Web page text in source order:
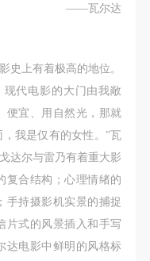
——瓦尔达
史上有着极高的地位。
现代电影的大门由我敞
便宜
、用自然光，那就
我是仅有的女性。”瓦
达尔与雷乃有着重大影
复合结构；心理情绪的
手持摄影机实景的捕捉
片式的风景插入和手写
达电影中鲜明的风格标
活动中一旦出现事
义务。参加活动的
工作，但对事故本
。参加本次活动者
责任。
遵守美术馆活动秩
、馆藏艺术作品及
原因造成美术馆场
不同程度的损失、
活动中一旦出现事
义务。参加活动的
工作，但对事故本
。参加本次活动者
责任。
遵守美术馆活动秩
、馆藏艺术作品及
原因造成美术馆场
不同程度的损失、
活动中一旦出现事
义务。参加活动的
工作，但对事故本
。参加本次活动者
责任。
遵守美术馆活动秩
、馆藏艺术作品及
原因造成美术馆场
不同程度的损失、